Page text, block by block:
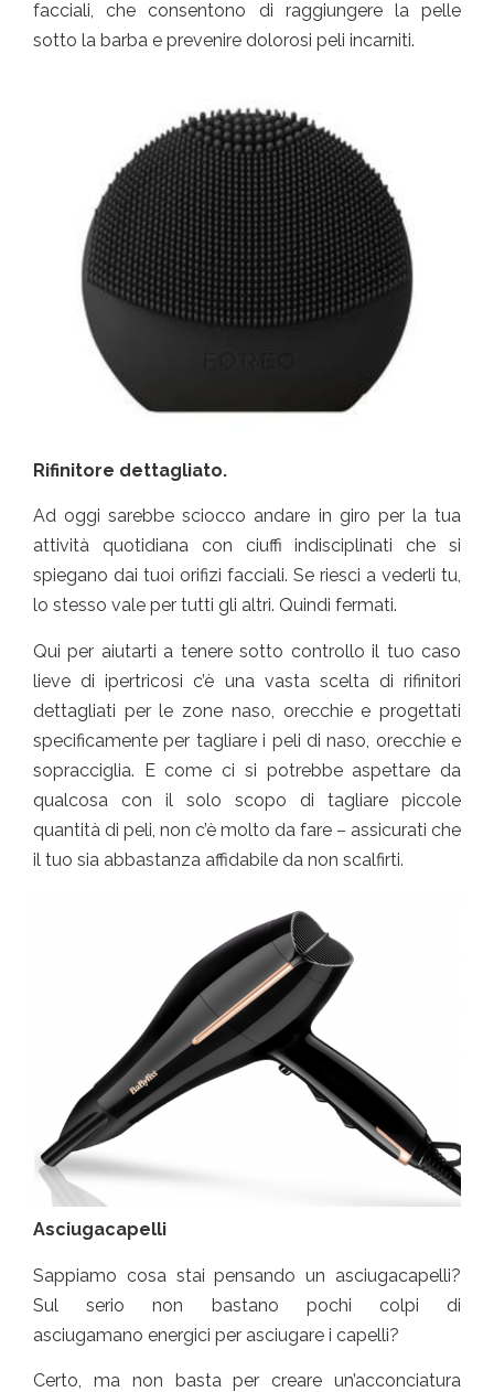
facciali, che consentono di raggiungere la pelle
sotto la barba e prevenire dolorosi peli incarniti.
Rifinitore dettagliato.
Ad oggi sarebbe sciocco andare in giro per la tua
attività quotidiana con ciuffi indisciplinati che si
spiegano dai tuoi orifizi facciali. Se riesci a vederli tu,
lo stesso vale per tutti gli altri. Quindi fermati.
Qui per aiutarti a tenere sotto controllo il tuo caso
lieve di ipertricosi c’è una vasta scelta di rifinitori
dettagliati per le zone naso, orecchie e progettati
specificamente per tagliare i peli di naso, orecchie e
sopracciglia. E come ci si potrebbe aspettare da
qualcosa con il solo scopo di tagliare piccole
quantità di peli, non c’è molto da fare – assicurati che
il tuo sia abbastanza affidabile da non scalfirti.
Asciugacapelli
Sappiamo cosa stai pensando un asciugacapelli?
Sul serio non bastano pochi colpi di
asciugamano energici per asciugare i capelli?
Certo, ma non basta per creare un’acconciatura